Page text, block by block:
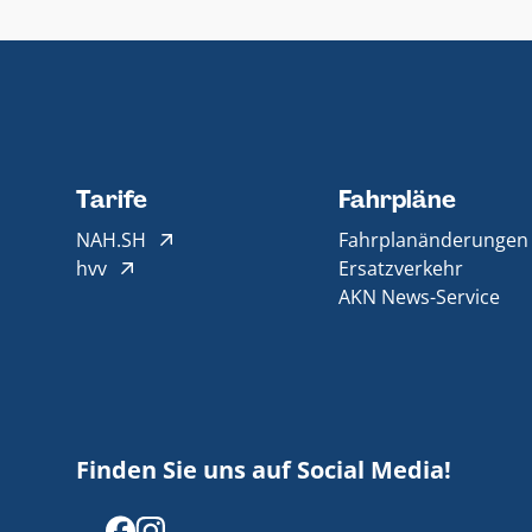
Tarife
NAH.SH
hvv
Fahrpläne
Fahrplanänderungen
Ersatzverkehr
AKN News-Service
Finden Sie uns auf Social Media!